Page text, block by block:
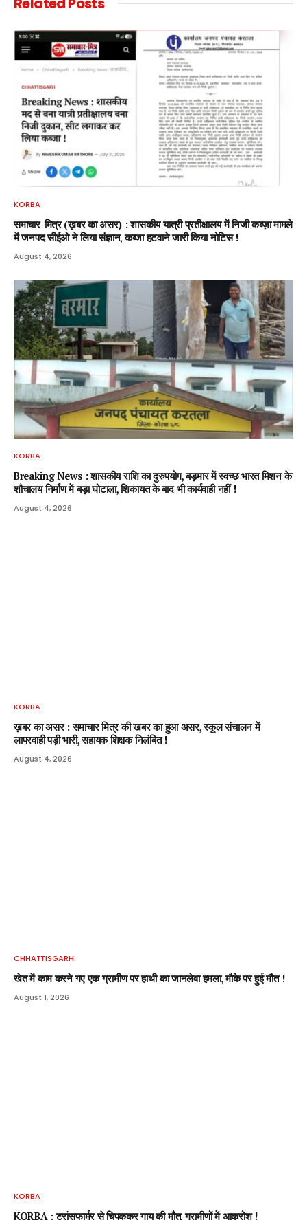
KORBA
समाचार-मित्र (ख़बर का असर) : शासकीय यात्री प्रतीक्षालय में निजी कब्ज़ा मामले
में जनपद सीईओ ने लिया संज्ञान, कब्जा हटवाने जारी किया नोटिस !
August 4, 2026
KORBA
Breaking News : शासकीय राशि का दुरुपयोग, बड़मार में स्वच्छ भारत मिशन के
शौचालय निर्माण में बड़ा घोटाला, शिकायत के बाद भी कार्यवाही नहीं !
August 4, 2026
KORBA
ख़बर का असर : समाचार मित्र की खबर का हुआ असर, स्कूल संचालन में
लापरवाही पड़ी भारी, सहायक शिक्षक निलंबित !
August 4, 2026
CHHATTISGARH
खेत में काम करने गए एक ग्रामीण पर हाथी का जानलेवा हमला, मौके पर हुई मौत !
August 1, 2026
KORBA
KORBA : ट्रांसफार्मर से चिपककर गाय की मौत, ग्रामीणों में आक्रोश !